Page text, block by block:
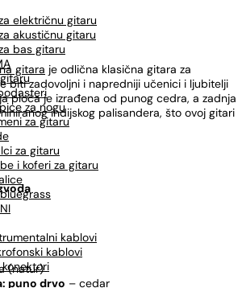
električnu gitaru
akustičnu gitaru
bas gitaru
za nogu
za gitaru
za gitaru
i koferi za gitaru
kablovi
kablovi
gitara je odlična klasična gitara za
biti zadovoljni i napredniji učenici i ljubitelji
ploča je izrađena od punog cedra, a zadnja
indijskog palisandera, što ovoj gitari
(natur)
puno drvo – cedar